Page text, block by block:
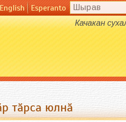
English Esperanto
Качакан
тӑрса юлнӑ